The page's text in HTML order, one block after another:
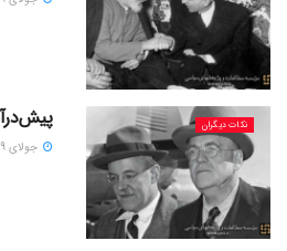
نکات دیگران
جولای 29, 2026